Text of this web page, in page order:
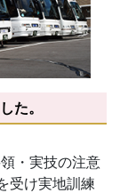
た。
・実技の注意
受け実地訓練